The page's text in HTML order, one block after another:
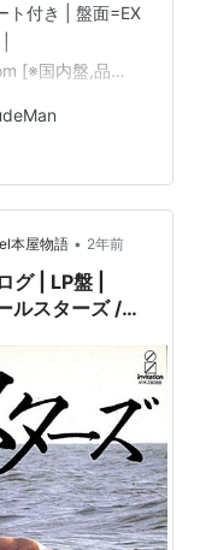
ト付き | 盤面=EX
[※国内盤,品
］［※保護内袋
売の為、時間差
承の上ご注文を
本屋物語 • 2年前
グ | LP盤 |
ルスターズ /
ット=EX | #桑